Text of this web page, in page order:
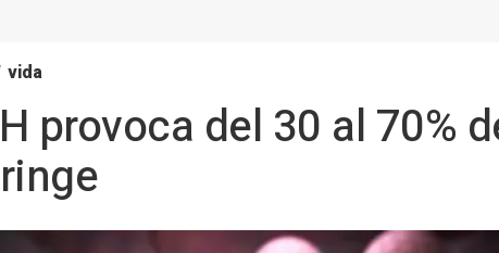
vida
provoca del 30 al 70%